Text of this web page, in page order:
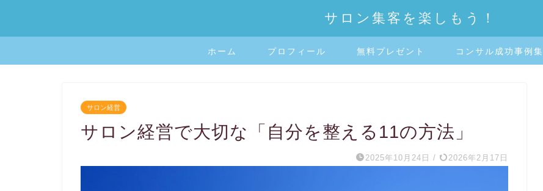
サロン集客を楽しもう！
ホーム プロフィール 無料プレゼント コンサル成功事例集
サロン経営
サロン経営で大切な「自分を整える11の方法」
2025年10月24日 / 2026年2月17日